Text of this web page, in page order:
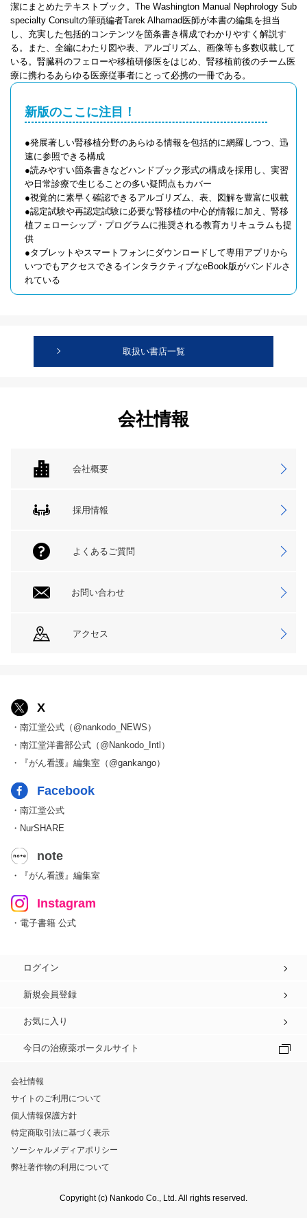
潔にまとめたテキストブック。The Washington Manual Nephrology Sub
specialty Consultの筆頭編者Tarek Alhamad医師が本書の編集を担当
し、充実した包括的コンテンツを箇条書き構成でわかりやすく解説す
る。また、全編にわたり図や表、アルゴリズム、画像等も多数収載して
いる。腎臓科のフェローや移植研修医をはじめ、腎移植前後のチーム医
療に携わるあらゆる医療従事者にとって必携の一冊である。
新版のここに注目！
●発展著しい腎移植分野のあらゆる情報を包括的に網羅しつつ、迅
速に参照できる構成
●読みやすい箇条書きなどハンドブック形式の構成を採用し、実習
や日常診療で生じることの多い疑問点もカバー
●視覚的に素早く確認できるアルゴリズム、表、図解を豊富に収載
●認定試験や再認定試験に必要な腎移植の中心的情報に加え、腎移
植フェローシップ・プログラムに推奨される教育カリキュラムも提
供
●タブレットやスマートフォンにダウンロードして専用アプリから
いつでもアクセスできるインタラクティブなeBook版がバンドルさ
れている
取扱い書店一覧
会社情報
会社概要
採用情報
よくあるご質問
お問い合わせ
アクセス
X
・南江堂公式（@nankodo_NEWS）
・南江堂洋書部公式（@Nankodo_Intl）
・『がん看護』編集室（@gankango）
Facebook
・南江堂公式
・NurSHARE
note
・『がん看護』編集室
Instagram
・電子書籍 公式
ログイン
新規会員登録
お気に入り
今日の治療薬ポータルサイト
会社情報
サイトのご利用について
個人情報保護方針
特定商取引法に基づく表示
ソーシャルメディアポリシー
弊社著作物の利用について
Copyright (c) Nankodo Co., Ltd. All rights reserved.